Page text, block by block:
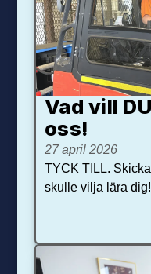
Vad vill
oss!
27 april 2026
TYCK TILL.
skulle vilja lära dig!